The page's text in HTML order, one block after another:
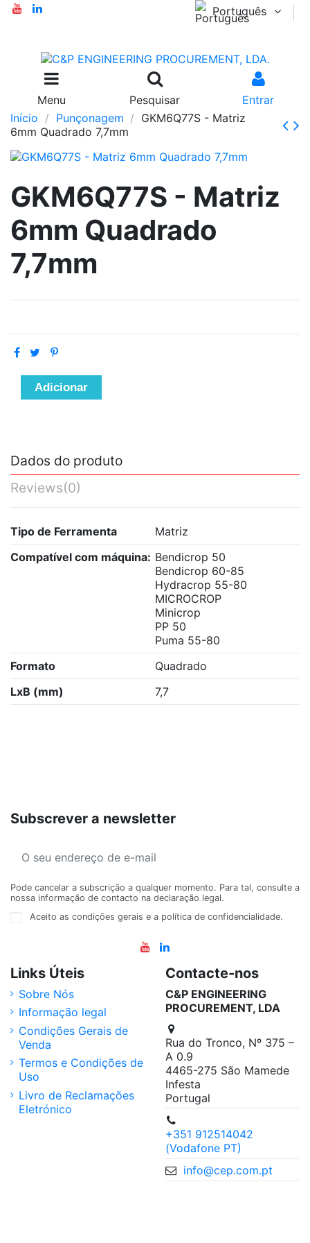
Português
Menu Pesquisar
Entrar
Início
Punçonagem
GKM6Q77S - Matriz
6mm Quadrado 7,7mm
GKM6Q77S - Matriz
6mm Quadrado
7,7mm
Adicionar
Dados do produto
Reviews(0)
Tipo de Ferramenta
Matriz
Compatível com máquina: Bendicrop 50
Bendicrop 60-85
Hydracrop 55-80
MICROCROP
Minicrop
PP 50
Puma 55-80
Formato
Quadrado
LxB (mm)
7,7
Subscrever a newsletter
Pode cancelar a subscrição a qualquer momento. Para tal, consulte a
nossa informação de contacto na declaração legal.
Aceito as condições gerais e a política de confidencialidade.
Links Úteis
Sobre Nós
Informação legal
Condições Gerais de
Venda
Termos e Condições de
Uso
Livro de Reclamações
Eletrónico
Contacte-nos
C&P ENGINEERING
PROCUREMENT, LDA
Rua do Tronco, Nº 375 –
A 0.9
4465-275 São Mamede
Infesta
Portugal
+351 912514042
(Vodafone PT)
info@cep.com.pt